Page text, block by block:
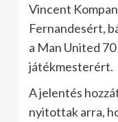
Vincent
Fernandesért,
a Man United
játékmesterért.
A jelentés
nyitottak arra,